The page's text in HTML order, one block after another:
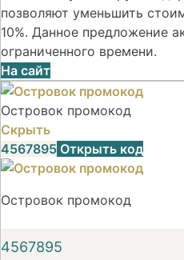
позволяют уменьшить
10%. Данное предложение
ограниченного времени.
На сайт
Островок промокод
Скрыть
4567895 Открыть код
Островок промокод
4567895